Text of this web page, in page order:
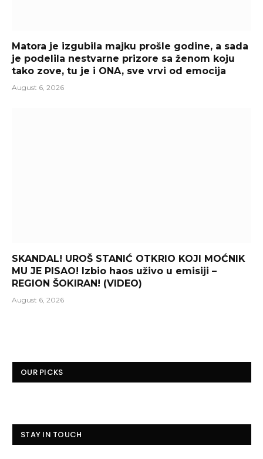
Matora je izgubila majku prošle godine, a sada
je podelila nestvarne prizore sa ženom koju
tako zove, tu je i ONA, sve vrvi od emocija
August 6, 2026
SKANDAL! UROŠ STANIĆ OTKRIO KOJI MOĆNIK
MU JE PISAO! Izbio haos uživo u emisiji –
REGION ŠOKIRAN! (VIDEO)
August 6, 2026
OUR PICKS
STAY IN TOUCH